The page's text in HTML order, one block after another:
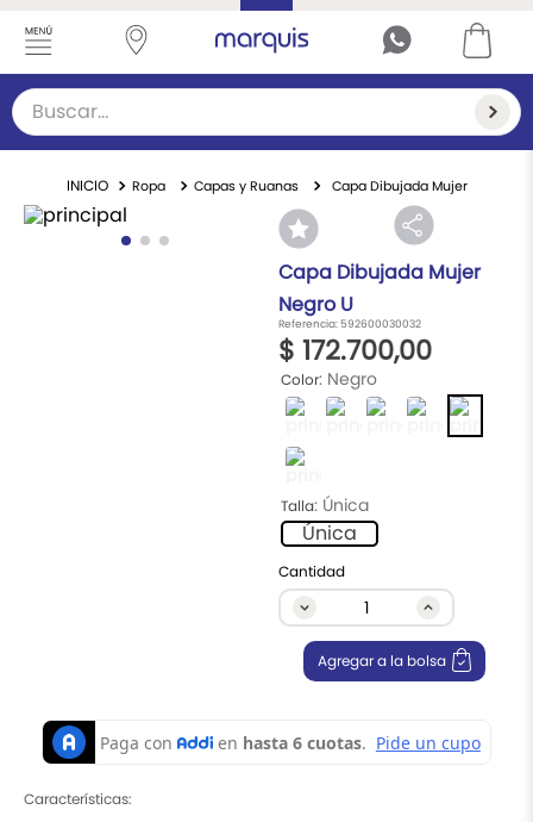
Buscar...
Ropa Capas y Ruanas Capa Dibujada Mujer
Capa Dibujada Mujer
Negro U
Referencia:592600030032
$ 172.700,00
Color: Negro
Talla: Única
Única
Cantidad
Agregar a la bolsa
Características:
1.
cárdigan
suéter mujer